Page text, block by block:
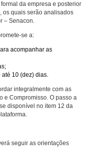
da empresa e posterior
os quais serão analisados
– Senacon.
se a:
acompanhar as
10 (dez) dias.
integralmente com as
e Compromisso. O passo a
disponível no item 12 da
seguir as orientações